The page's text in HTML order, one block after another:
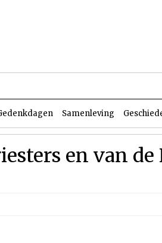
Samenleving
en van